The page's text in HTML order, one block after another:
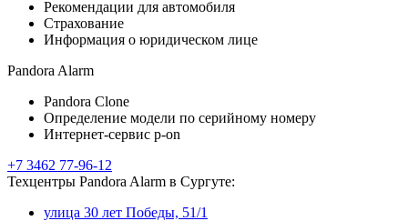
Рекомендации для автомобиля
Страхование
Информация о юридическом лице
Pandora Alarm
Pandora Clone
Определение модели по серийному номеру
Интернет-сервис p-on
+7 3462 77-96-12
Техцентры Pandora Alarm в Сургуте:
улица 30 лет Победы, 51/1